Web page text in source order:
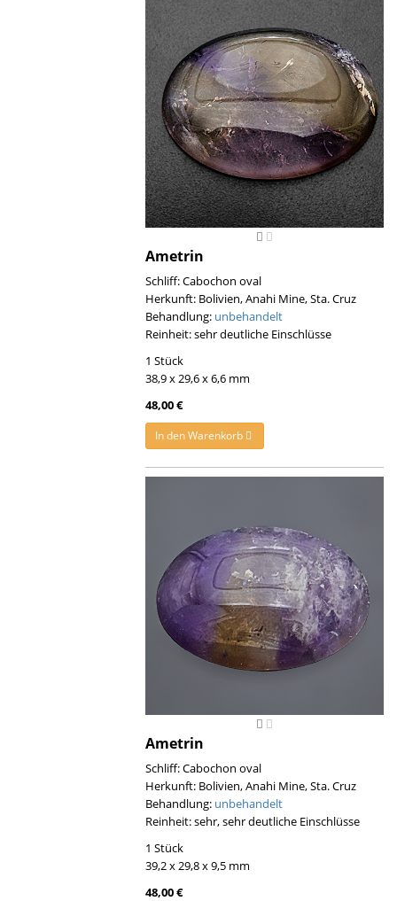
Ametrin
Schliff: Cabochon oval
Herkunft: Bolivien, Anahi Mine, Sta. Cruz
Behandlung: unbehandelt
Reinheit: sehr deutliche Einschlüsse
1 Stück
38,9 x 29,6 x 6,6 mm
48,00 €
In den Warenkorb
Ametrin
Schliff: Cabochon oval
Herkunft: Bolivien, Anahi Mine, Sta. Cruz
Behandlung: unbehandelt
Reinheit: sehr, sehr deutliche Einschlüsse
1 Stück
39,2 x 29,8 x 9,5 mm
48,00 €